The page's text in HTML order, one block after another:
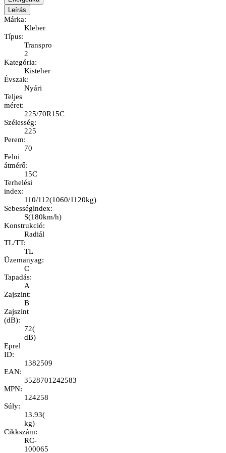
Leírás
Márka:
Kleber
Típus:
Transpro
2
Kategória:
Kisteher
Évszak:
Nyári
Teljes
méret:
225/70R15C
Szélesség:
225
Perem:
70
Felni
átmérő:
15C
Terhelési
index:
110/112(1060/1120kg)
Sebességindex:
S(180km/h)
Konstrukció:
Radiál
TL/TT:
TL
Üzemanyag:
C
Tapadás:
A
Zajszint:
B
Zajszint
(dB):
72(
dB)
Eprel
ID:
1382509
EAN:
3528701242583
MPN:
124258
Súly:
13.93(
kg)
Cikkszám:
RC-
100065